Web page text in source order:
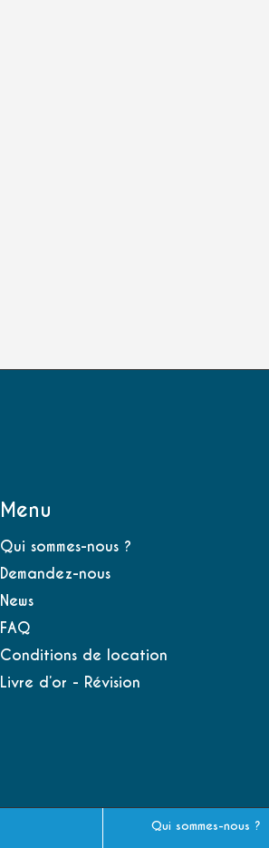
Menu
Qui sommes-nous ?
Demandez-nous
News
FAQ
Conditions de location
Livre d’or - Révision
Qui sommes-nous ?